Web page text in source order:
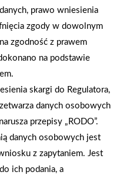
prawo wniesienia
zgody w dowolnym
zgodność z prawem
na podstawie
skargi do Regulatora,
danych osobowych
przepisy „RODO”.
danych osobowych jest
z zapytaniem. Jest
ich podania, a